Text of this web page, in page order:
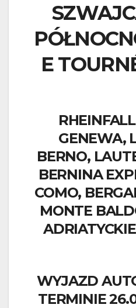
E
GENEWA,
BERNO,
BERNINA
COMO,
MONTE
WYJAZD
TERMINIE